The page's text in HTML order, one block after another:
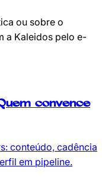
ou sobre o
a Kaleidos pelo e-
convence
conteúdo, cadência
em pipeline.